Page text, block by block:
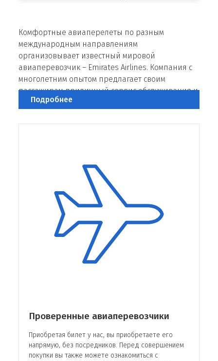
Комфортные авиаперелеты по разным
международным направлениям
организовывает известный мировой
авиаперевозчик – Emirates Airlines. Компания с
многолетним опытом предлагает своим
пассажирам приличный сервис обслуживания и
широкий спектр услуг по демократичным
деятельность в 1985 году. Базируется в
Объединенных Арабских Эмиратах, Дубай.
Терминал обслуживания 3.
По количеству перевезенных пассажиров по
международным маршрутам и по показателям
«пассажиро-километры» занимает четвертое
место в мировом рейтинге.
Направления перелетов
Подробнее
Проверенные авиаперевозчики
Приобретая билет у нас, вы приобретаете его
напрямую, без посредников. Перед совершением
покупки вы также можете ознакомиться с